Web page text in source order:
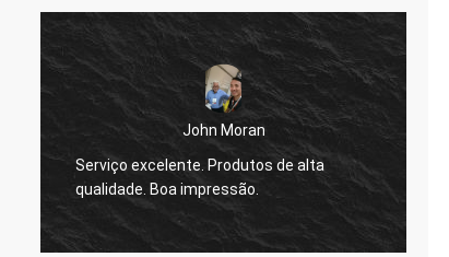
John Moran
Serviço excelente. Produtos de alta
qualidade. Boa impressão.